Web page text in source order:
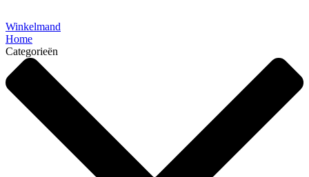
Winkelmand
Home
Categorieën